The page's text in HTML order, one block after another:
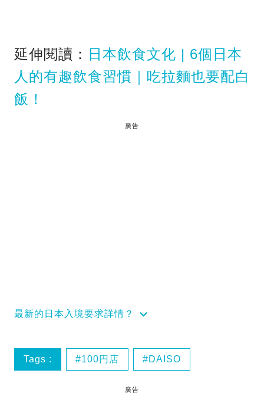
延伸閱讀： 日本飲食文化 | 6個日本
人的有趣飲食習慣｜吃拉麵也要配白
飯！
廣告
最新的日本入境要求詳情？
Tags : 100円店 DAISO
廣告